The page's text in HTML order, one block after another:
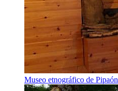
Museo etnográfico de Pipaón